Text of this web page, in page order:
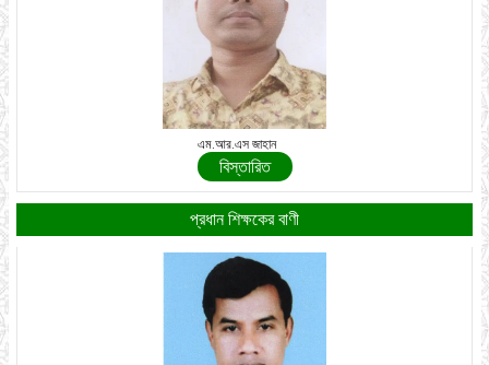
এম.আর.এস জাহান
বিস্তারিত
প্রধান শিক্ষকের বাণী